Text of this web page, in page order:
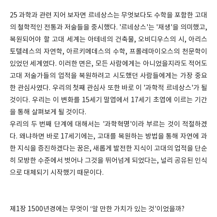
25 과학과 관련 지어 보자면 르네상스는 무엇보다도 수학을 포함한 고대
의 철학적인 전통과 저술들을 중시했다. '르네상스'는 '재생'을 의미했고,
복원되어야 할 고대 세계는 아테네의 건축물, 오비디우스의 시, 아리스
토텔레스의 자연학, 아르키메데스의 수학, 프롤레마이오스의 천문학이
있었던 세계였다. 이러한 면은, 모든 사람에게는 아니었을지라도 적어도
고대 저술가들의 업적을 복원하려고 시도했던 사람들에게는 가장 중요
한 관심사였다. 우리의 첫째 관심사 또한 바로 이 '과학적 르네상스'가 될
것이다. 우리는 이 변화를 15세기 말엽에서 17세기 초엽에 이르는 기간
을 통해 살펴보게 될 것이다.
우리의 두 번째 단계에 대해서는 '과학혁명'이라 부르는 것이 적절하겠
다. 왜냐하면 바로 17세기에는, 고대를 복원하는 방법을 통해 자연에 과
한 지식을 증진하겠다는 꿈은, 새롭게 발전한 지식이 고대의 업적을 단순
히 모방한 수준에서 벗어나 그것을 뛰어넘게 되었다는, 널리 공유된 인식
으로 대체되기 시작했기 때문이다.
제1장 1500년경에는 무엇이 ‘알 만한 가치가 있는 것’이었을까?